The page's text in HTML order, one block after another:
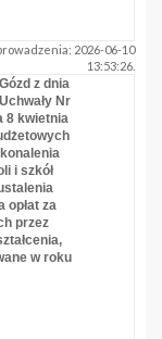
2026-06-10
13:53:26.
z dnia
Nr
8 kwietnia
i szkół
opłat za
przez
w roku